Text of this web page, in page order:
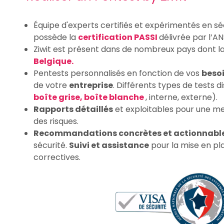
Équipe d'experts certifiés et expérimentés en
possède la certification PASSIdélivrée par
Ziwit est présent dans de nombreux pays dont
Belgique.
Pentests personnalisés en fonction de vos
de votre entreprise. Différents types de tests
boîte grise, boîte blanche, interne, externe).
Rapports détailléset exploitables pour une
des risques.
Recommandations concrètes et
sécurité. Suivi et assistance pour la mise en
correctives.